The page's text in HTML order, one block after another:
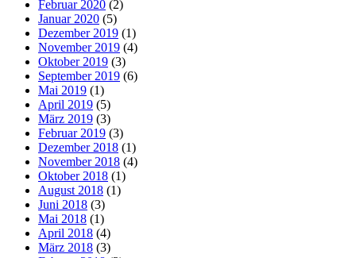
Februar 2020 (2)
Januar 2020 (5)
Dezember 2019 (1)
November 2019 (4)
Oktober 2019 (3)
September 2019 (6)
Mai 2019 (1)
April 2019 (5)
März 2019 (3)
Februar 2019 (3)
Dezember 2018 (1)
November 2018 (4)
Oktober 2018 (1)
August 2018 (1)
Juni 2018 (3)
Mai 2018 (1)
April 2018 (4)
März 2018 (3)